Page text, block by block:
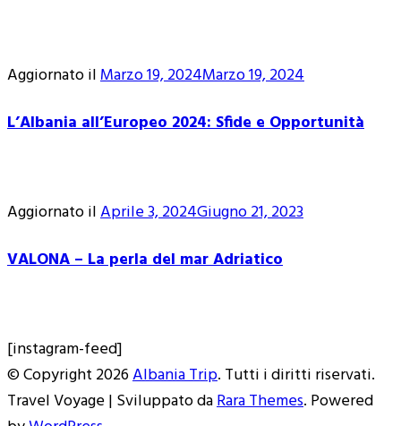
Aggiornato ilMarzo 19, 2024Marzo 19, 2024
L’Albania all’Europeo 2024: Sfide e Opportunità
Aggiornato ilAprile 3, 2024Giugno 21, 2023
VALONA – La perla del mar Adriatico
[instagram-feed]
© Copyright 2026Albania Trip. Tutti i diritti riservati.
Travel Voyage | Sviluppato daRara Themes. Powered